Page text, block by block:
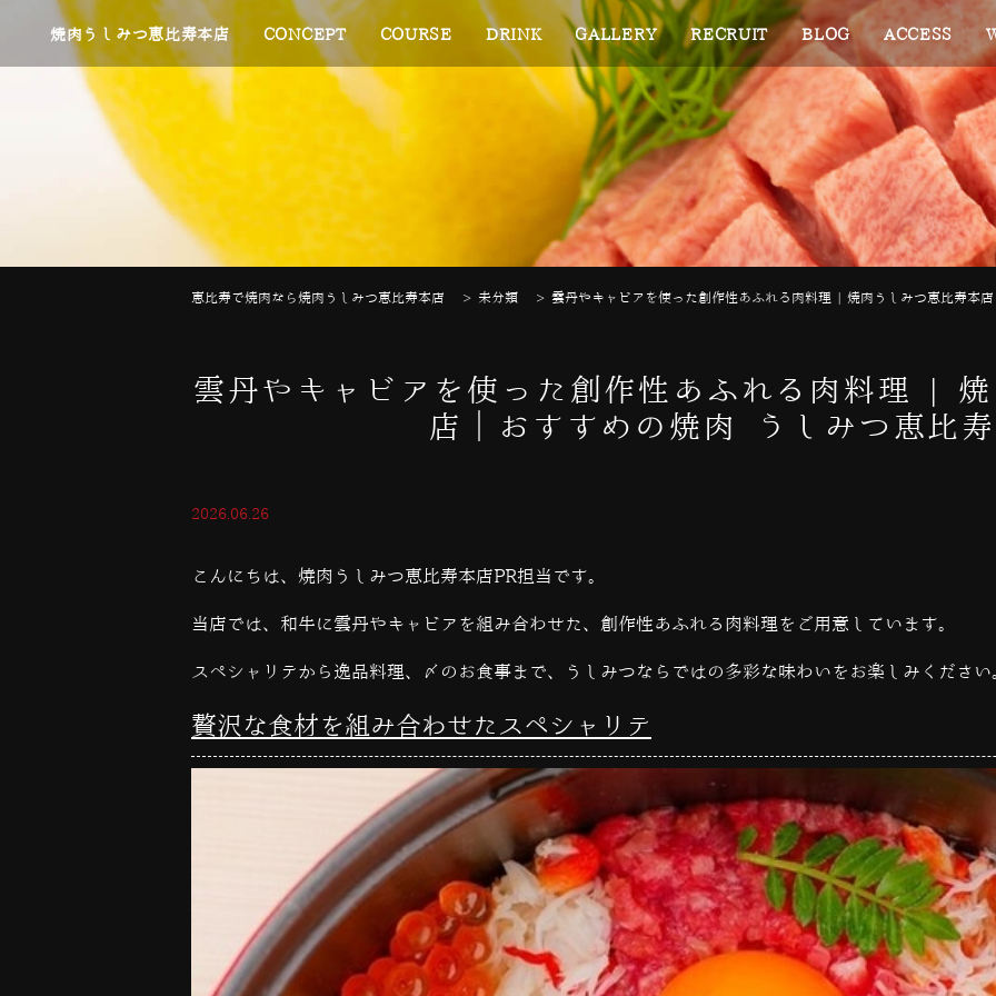
焼肉うしみつ恵比寿本店 CONCEPT COURSE DRINK GALLERY RECRUIT BLOG ACCESS
恵比寿で焼肉なら焼肉うしみつ恵比寿本店 > 未分類 > 雲丹やキャビアを使った創作性あふれる肉料理 | 焼肉うしみつ恵比寿本店
雲丹やキャビアを使った創作性あふれる肉料理 |
店｜おすすめの焼肉 うしみつ恵比
2026.06.26
こんにちは、焼肉うしみつ恵比寿本店PR担当です。
当店では、和牛に雲丹やキャビアを組み合わせた、創作性あふれる肉料理をご用意しています。
スペシャリテから逸品料理、〆のお食事まで、うしみつならではの多彩な味わいをお楽しみください
贅沢な食材を組み合わせたスペシャリテ